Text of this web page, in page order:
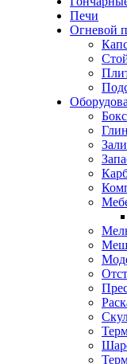
Печи
Огневой